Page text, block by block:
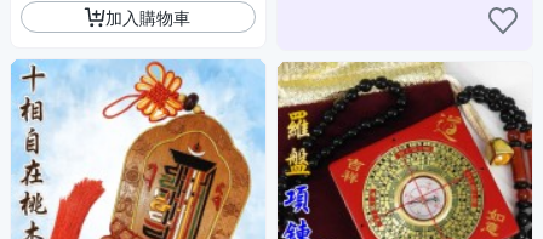
加入購物車